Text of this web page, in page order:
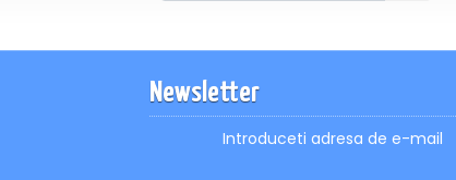
Newsletter
Introduceti adresa de e-mail